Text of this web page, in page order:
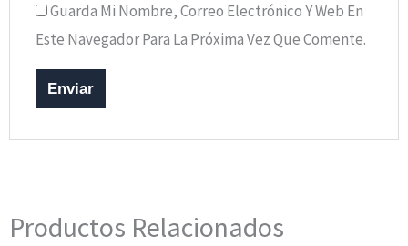
Guarda Mi Nombre, Correo Electrónico Y Web En
Este Navegador Para La Próxima Vez Que Comente.
Productos Relacionados